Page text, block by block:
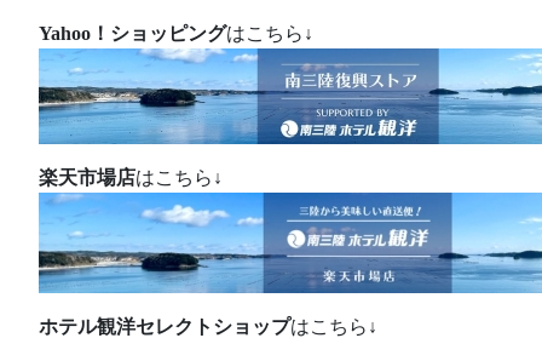
Yahoo！ショッピングはこちら↓
楽天市場店はこちら↓
ホテル観洋セレクトショップはこちら↓